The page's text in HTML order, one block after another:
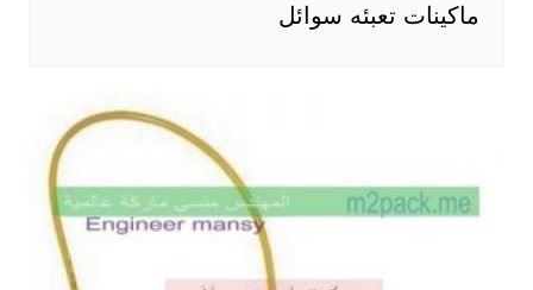
ماكينات تعبئه سوائل